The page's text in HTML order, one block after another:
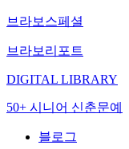
브라보스페셜
브라보리포트
DIGITAL LIBRARY
50+ 시니어 신춘문예
블로그